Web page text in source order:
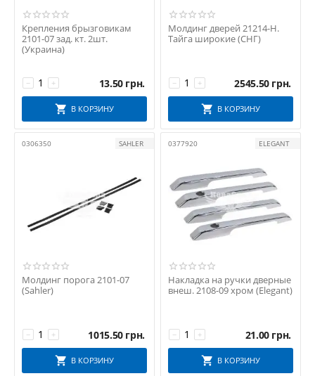
Крепления брызговикам
2101-07 зад. кт. 2шт.
(Украина)
+
− 13.50 грн.
В КОРЗИНУ
Молдинг дверей 21214-Н.
Тайга широкие (СНГ)
+
− 2545.50 грн.
В КОРЗИНУ
0306350 SAHLER
Молдинг порога 2101-07
(Sahler)
+
− 1015.50 грн.
В КОРЗИНУ
0377920 ELEGANT
Накладка на ручки дверные
внеш. 2108-09 хром (Elegant)
+
− 21.00 грн.
В КОРЗИНУ